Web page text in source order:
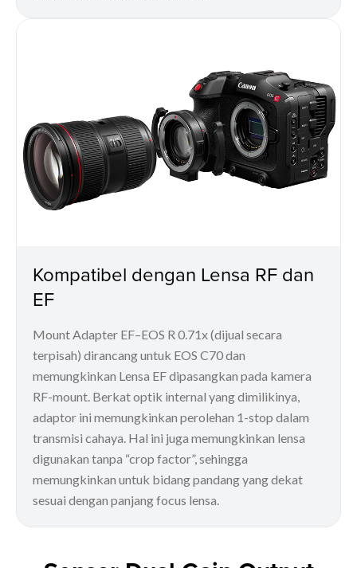
Kompatibel dengan Lensa RF dan
EF
Mount Adapter EF–EOS R 0.71x (dijual secara
terpisah) dirancang untuk EOS C70 dan
memungkinkan Lensa EF dipasangkan pada kamera
RF-mount. Berkat optik internal yang dimilikinya,
adaptor ini memungkinkan perolehan 1-stop dalam
transmisi cahaya. Hal ini juga memungkinkan lensa
digunakan tanpa “crop factor”, sehingga
memungkinkan untuk bidang pandang yang dekat
sesuai dengan panjang focus lensa.